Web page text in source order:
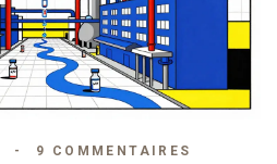
9 COMMENTAIRES